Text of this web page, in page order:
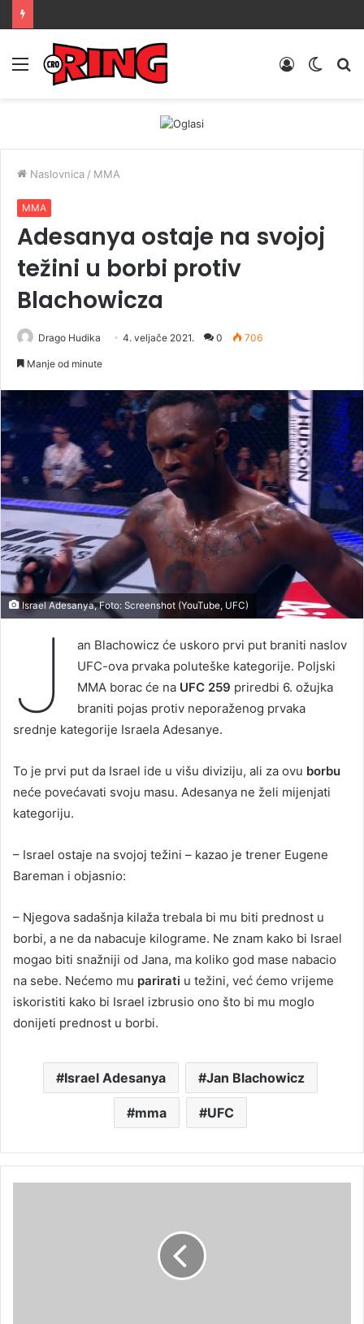
Menu
Switch
Prijava
Naslovnica / MMA
MMA
Adesanya ostaje na svojoj
težini u borbi protiv
Blachowicza
Drago Hudika 4. veljače 2021. 0 706
Manje od minute
Israel Adesanya, Foto: Screenshot (YouTube, UFC)
J
an Blachowicz će uskoro prvi put braniti naslov
UFC-ova prvaka poluteške kategorije. Poljski
MMA borac će naUFC 259 priredbi 6. ožujka
braniti pojas protiv neporaženog prvaka
srednje kategorije Israela Adesanye.
To je prvi put da Israel ide u višu diviziju, ali za ovu borbu
neće povećavati svoju masu. Adesanya ne želi mijenjati
kategoriju.
– Israel ostaje na svojoj težini – kazao je trener Eugene
Bareman i objasnio:
– Njegova sadašnja kilaža trebala bi mu biti prednost u
borbi, a ne da nabacuje kilograme. Ne znam kako bi Israel
mogao biti snažniji od Jana, ma koliko god mase nabacio
na sebe. Nećemo mu parirati u težini, već ćemo vrijeme
iskoristiti kako bi Israel izbrusio ono što bi mu moglo
donijeti prednost u borbi.
Israel Adesanya Jan Blachowicz
mma UFC